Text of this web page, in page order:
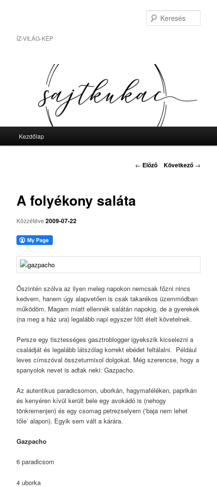
tartalomraÍZ-VILÁG-KÉP
Kezdőlap
Bejegyzés
← Előző Következő →
A folyékony saláta
Közzétéve2009-07-22
Őszintén szólva az ilyen meleg napokon nemcsak főzni nincs
kedvem, hanem úgy alapvetően is csak takarékos üzemmódban
működöm. Magam miatt ellennék salátán napokig, de a gyerekek
(na meg a ház ura) legalább napi egyszer főtt ételt követelnek.
Persze egy tisztességes gasztroblogger igyekszik kicselezni a
családját és legalább látszólag korrekt ebédet feltálalni. Például
leves címszóval összeturmixol dolgokat. Még szerencse, hogy a
spanyolok nevet is adtak neki: Gazpacho.
Az autentikus paradicsomon, uborkán, hagymaféléken, paprikán
és kenyéren kívül került bele egy avokádó is (nehogy
tönkremenjen) és egy csomag petrezselyem (‘baja nem lehet
tőle’ alapon). Egyik sem vált a kárára.
Gazpacho
6 paradicsom
4 uborka